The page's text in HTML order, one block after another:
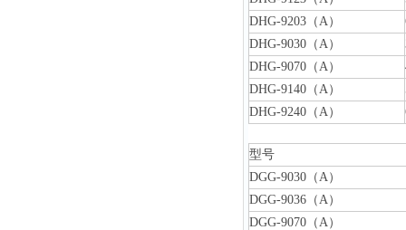
DHG-9203（A）
DHG-9030（A）
DHG-9070（A）
DHG-9140（A）
DHG-9240（A）
型号
DGG-9030（A）
DGG-9036（A）
DGG-9070（A）